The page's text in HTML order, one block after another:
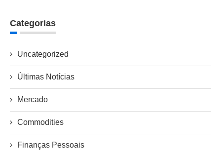
Categorias
Uncategorized
Últimas Notícias
Mercado
Commodities
Finanças Pessoais